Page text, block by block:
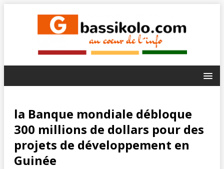
la Banque mondiale débloque
300 millions de dollars pour des
projets de développement en
Guinée